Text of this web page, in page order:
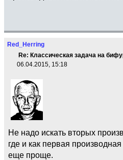
Red_Herring
Re: Классическая задача на
06.04.2015, 15:18
Не надо искать вторых
где и как первая
еще проще.